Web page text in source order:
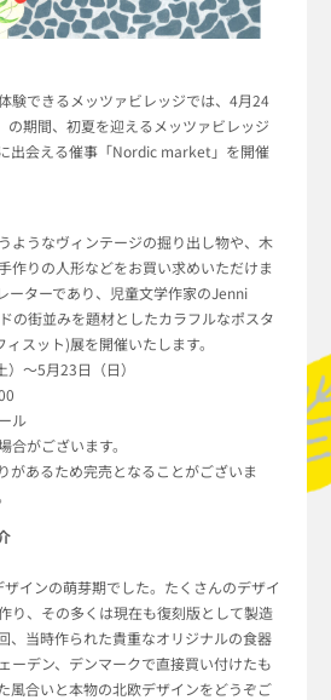
験できるメッツァビレッジでは、4月24
の期間、初夏を迎えるメッツァビレッジ
出会える催事「Nordic market」を開催
ようなヴィンテージの掘り出し物や、木
作りの人形などをお買い求めいただけま
ーターであり、児童文学作家のJenni
の街並みを題材としたカラフルなポスタ
スット)展を開催いたします。
～5月23日（日）
ル
がございます。
があるため完売となることがございま
インの萌芽期でした。たくさんのデザイ
り、その多くは現在も復刻版として製造
、当時作られた貴重なオリジナルの食器
ーデン、デンマークで直接買い付けたも
風合いと本物の北欧デザインをどうぞご